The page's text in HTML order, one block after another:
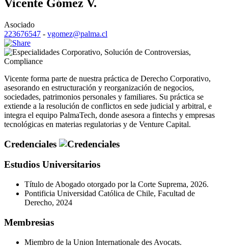
Vicente Gómez V.
Asociado
223676547 - vgomez@palma.cl
Corporativo, Solución de Controversias,
Compliance
Vicente forma parte de nuestra práctica de Derecho Corporativo,
asesorando en estructuración y reorganización de negocios,
sociedades, patrimonios personales y familiares. Su práctica se
extiende a la resolución de conflictos en sede judicial y arbitral, e
integra el equipo PalmaTech, donde asesora a fintechs y empresas
tecnológicas en materias regulatorias y de Venture Capital.
Credenciales
Estudios Universitarios
Título de Abogado otorgado por la Corte Suprema, 2026.
Pontificia Universidad Católica de Chile, Facultad de
Derecho, 2024
Membresias
Miembro de la Union Internationale des Avocats.